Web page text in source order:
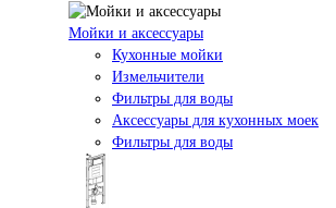
Мойки и аксессуары
Кухонные мойки
Измельчители
Фильтры для воды
Аксессуары для кухонных моек
Фильтры для воды